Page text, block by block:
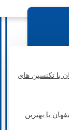
با تکنسین های
با بهترین